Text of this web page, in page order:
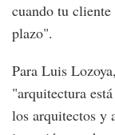
cuando tu
plazo".
Para Luis
"arquitectura
los arquitectos y